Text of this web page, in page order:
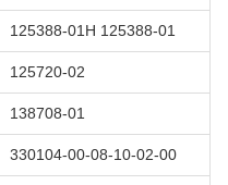
125388-01H 125388-01
125720-02
138708-01
330104-00-08-10-02-00